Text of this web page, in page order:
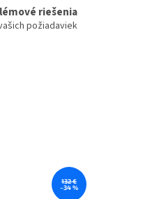
riešenia
požiadaviek
132 €
–34 %